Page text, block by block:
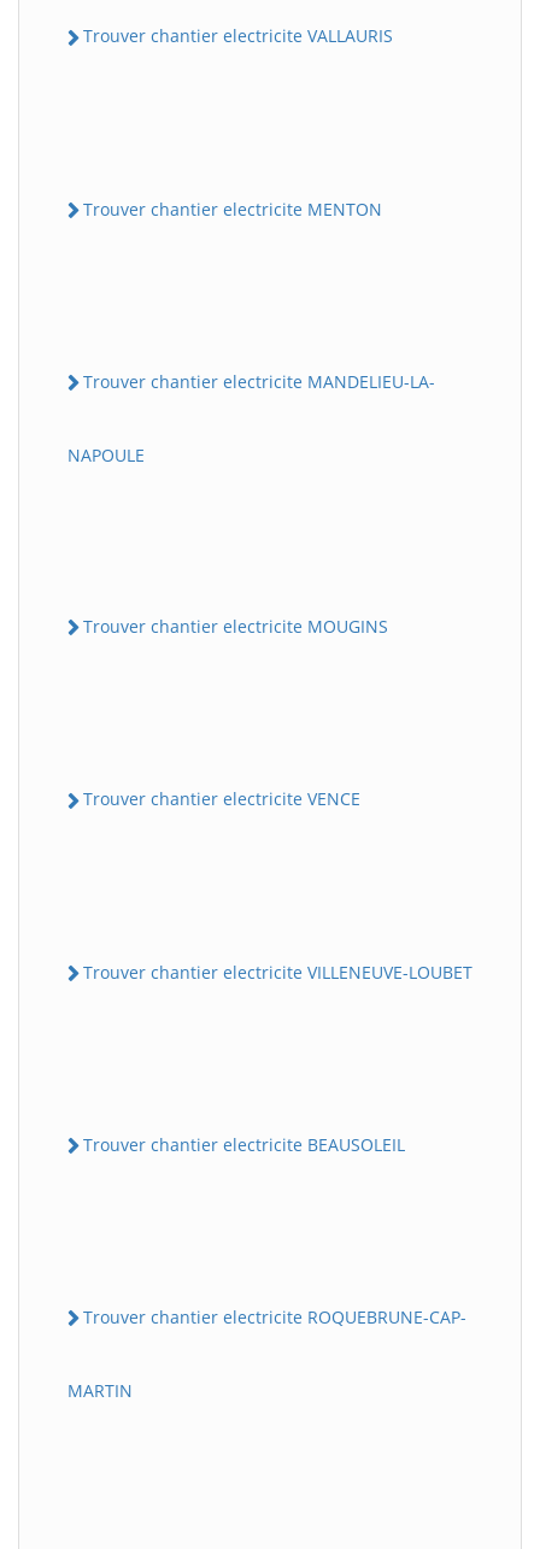
Trouver chantier electricite VALLAURIS
Trouver chantier electricite MENTON
Trouver chantier electricite MANDELIEU-LA-
NAPOULE
Trouver chantier electricite MOUGINS
Trouver chantier electricite VENCE
Trouver chantier electricite VILLENEUVE-LOUBET
Trouver chantier electricite BEAUSOLEIL
Trouver chantier electricite ROQUEBRUNE-CAP-
MARTIN